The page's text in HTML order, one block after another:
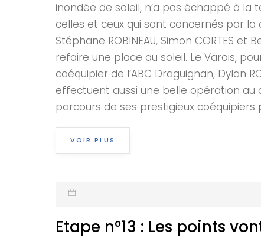
inondée de soleil, n’a pas échappé à
celles et ceux qui sont concernés par la
Stéphane ROBINEAU, Simon CORTES
refaire une place au soleil. Le Varois,
coéquipier de l’ABC Draguignan, Dylan
effectuent aussi une belle opération au
parcours de ses prestigieux coéquipiers
VOIR PLUS
Etape n°13 : Les points